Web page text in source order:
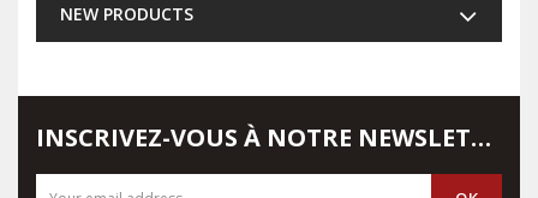
NEW PRODUCTS
INSCRIVEZ-VOUS À NOTRE NEWSLETTER